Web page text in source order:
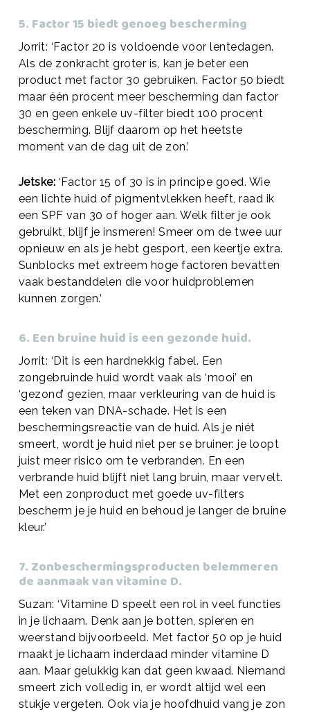
5. Factor 15 biedt genoeg bescherming
Jorrit: ‘Factor 20 is voldoende voor lentedagen.
Als de zonkracht groter is, kan je beter een
product met factor 30 gebruiken. Factor 50 biedt
maar één procent meer bescherming dan factor
30 en geen enkele uv-filter biedt 100 procent
bescherming. Blijf daarom op het heetste
moment van de dag uit de zon.’
Jetske: ‘Factor 15 of 30 is in principe goed. Wie
een lichte huid of pigmentvlekken heeft, raad ik
een SPF van 30 of hoger aan. Welk filter je ook
gebruikt, blijf je insmeren! Smeer om de twee uur
opnieuw en als je hebt gesport, een keertje extra.
Sunblocks met extreem hoge factoren bevatten
vaak bestanddelen die voor huidproblemen
kunnen zorgen.’
6. Een bruine huid is een gezonde huid.
Jorrit: ‘Dit is een hardnekkig fabel. Een
zongebruinde huid wordt vaak als ‘mooi’ en
‘gezond’ gezien, maar verkleuring van de huid is
een teken van DNA-schade. Het is een
beschermingsreactie van de huid. Als je niét
smeert, wordt je huid niet per se bruiner: je loopt
juist meer risico om te verbranden. En een
verbrande huid blijft niet lang bruin, maar vervelt.
Met een zonproduct met goede uv-filters
bescherm je je huid en behoud je langer de bruine
kleur.’
7. Zonbeschermingsproducten belemmeren
de aanmaak van vitamine D.
Suzan: ‘Vitamine D speelt een rol in veel functies
in je lichaam. Denk aan je botten, spieren en
weerstand bijvoorbeeld. Met factor 50 op je huid
maakt je lichaam inderdaad minder vitamine D
aan. Maar gelukkig kan dat geen kwaad. Niemand
smeert zich volledig in, er wordt altijd wel een
stukje vergeten. Ook via je hoofdhuid vang je zon